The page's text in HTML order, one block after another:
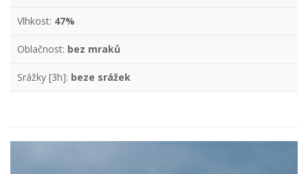
Vlhkost: 47%
Oblačnost: bez mraků
Srážky [3h]: beze srážek